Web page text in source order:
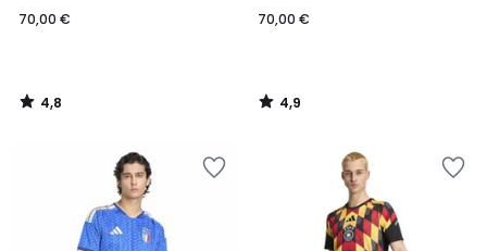
70,00 €
4,8
/
70,00 €
4,9
/